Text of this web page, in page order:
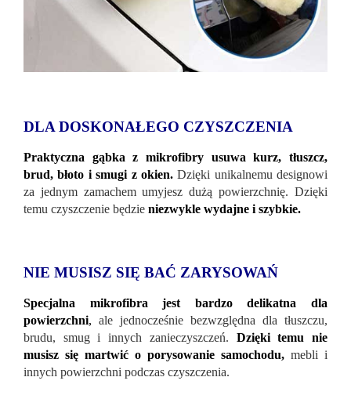
DLA DOSKONAŁEGO CZYSZCZENIA
Praktyczna gąbka z mikrofibry usuwa kurz, tłuszcz,
brud, błoto i smugi z okien.Dzięki unikalnemu designowi
za jednym zamachem umyjesz dużą powierzchnię. Dzięki
temu czyszczenie będzie niezwykle wydajne i szybkie.
NIE MUSISZ SIĘ BAĆ ZARYSOWAŃ
Specjalna mikrofibra jest bardzo delikatna dla
powierzchni, ale jednocześnie bezwzględna dla tłuszczu,
brudu, smug i innych zanieczyszczeń. Dzięki temu nie
musisz się martwić o porysowanie samochodu, mebli i
innych powierzchni podczas czyszczenia.